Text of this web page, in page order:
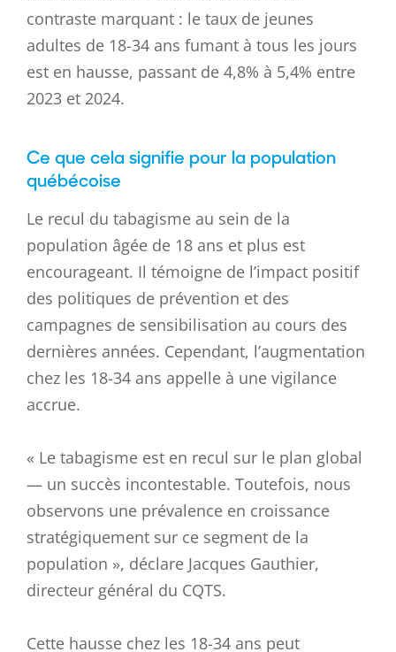
contraste marquant : le taux de jeunes
adultes de 18-34 ans fumant à tous les jours
est en hausse, passant de 4,8% à 5,4% entre
2023 et 2024.
Ce que cela signifie pour la population
québécoise
Le recul du tabagisme au sein de la
population âgée de 18 ans et plus est
encourageant. Il témoigne de l’impact positif
des politiques de prévention et des
campagnes de sensibilisation au cours des
dernières années. Cependant, l’augmentation
chez les 18-34 ans appelle à une vigilance
accrue.
« Le tabagisme est en recul sur le plan global
— un succès incontestable. Toutefois, nous
observons une prévalence en croissance
stratégiquement sur ce segment de la
population », déclare Jacques Gauthier,
directeur général du CQTS.
Cette hausse chez les 18-34 ans peut